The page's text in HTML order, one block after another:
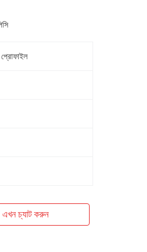
প্রোফাইল
এখন চ্যাট করুন